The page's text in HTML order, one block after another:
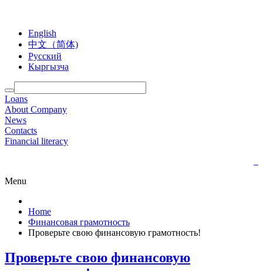
English
中文（简体)
Русский
Кыргызча
Loans
About Company
News
Contacts
Financial literacy
Menu
Home
Финансовая грамотность
Проверьте свою финансовую грамотность!
Проверьте свою финансовую